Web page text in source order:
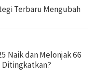
Terbaru Mengubah
Naik dan Melonjak 66
Ditingkatkan?